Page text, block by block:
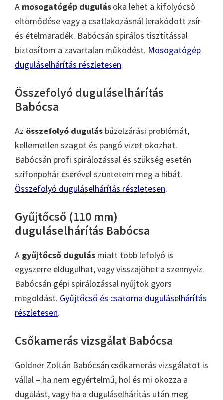
A mosogatógép dugulás oka lehet a kifolyócső
eltömődése vagy a csatlakozásnál lerakódott zsír
és ételmaradék. Babócsán spirálos tisztítással
biztosítom a zavartalan működést. Mosogatógép
duguláselhárítás részletesen.
Összefolyó duguláselhárítás
Babócsa
Az összefolyó dugulás bűzelzárási problémát,
kellemetlen szagot és pangó vizet okozhat.
Babócsán profi spirálozással és szükség esetén
szifonpohár cserével szüntetem meg a hibát.
Összefolyó duguláselhárítás részletesen.
Gyűjtőcső (110 mm)
duguláselhárítás Babócsa
A gyűjtőcső dugulás miatt több lefolyó is
egyszerre eldugulhat, vagy visszajöhet a szennyvíz.
Babócsán gépi spirálozással nyújtok gyors
megoldást. Gyűjtőcső és csatorna duguláselhárítás
részletesen.
Csőkamerás vizsgálat Babócsa
Goldner Zoltán Babócsán csőkamerás vizsgálatot is
vállal – ha nem egyértelmű, hol és mi okozza a
dugulást, vagy ha a duguláselhárítás után meg